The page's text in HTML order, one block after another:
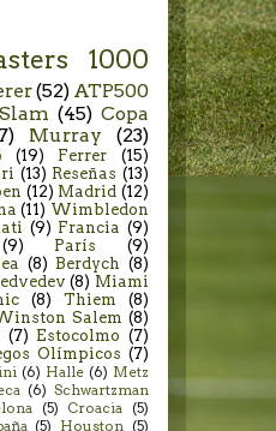
1000
(52) ATP500
(45) Copa
Murray (23)
(19) Ferrer
(15)
(13) Reseñas (13)
(12) Madrid (12)
(11) Wimbledon
(9) Francia (9)
(9) París
(9)
(8) Berdych (8)
(8) Miami
(8) Thiem
(8)
Salem (8)
(7) Estocolmo (7)
Olímpicos (7)
(6) Halle (6) Metz
(6) Schwartzman
(5) Croacia (5)
(5) Houston (5)